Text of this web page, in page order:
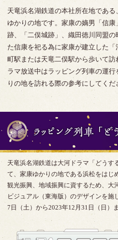
天竜浜名湖鉄道の本社所在地であ
ゆかりの地です。家康の嫡男「信
跡、「二俣城跡」、織田徳川同盟
た信康を祀る為に家康が建立した
町駅または天竜二俣駅から歩いて
ラマ放送中はラッピング列車の運
りの地を訪れる際の参考にしてくだ
天竜浜名湖鉄道は大河ドラマ「どうす
て、家康ゆかりの地である浜松をはじ
観光振興、地域振興に資するため、大
ビジュアル（東海版）のデザインを施
7日（土）から2023年12月31日（日）